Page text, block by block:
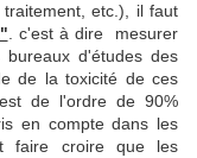
etc.), il faut
. c'est à dire mesurer
d'études des
de la toxicité de ces
de l'ordre de 90%
en compte dans les
faire croire que les